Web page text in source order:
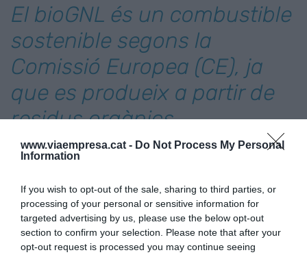
www.viaempresa.cat - Do Not Process My Personal
Information
If you wish to opt-out of the sale, sharing to third parties, or
processing of your personal or sensitive information for
targeted advertising by us, please use the below opt-out
section to confirm your selection. Please note that after your
opt-out request is processed you may continue seeing
El bioGNL és un combustible
sostenible segons la
Comissió Europea (CE), ja
que es produeix a partir de
residus orgànics
Aquesta ha estat la segona operació de
després de la que es va fer al març en un dels
vaixells de la naviliera
Baleària
, tot i que en
aquella ocasió es va realitzar a través d'un camió
cisterna.